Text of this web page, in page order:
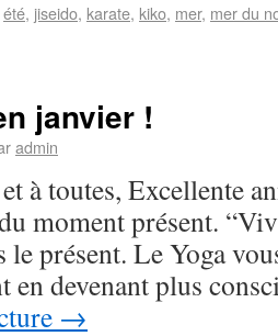
été, jiseido, karate, kiko, mer, mer du
janvier !
admin
à toutes, Excellente
moment présent.
le présent. Le Yoga
en devenant plus
→